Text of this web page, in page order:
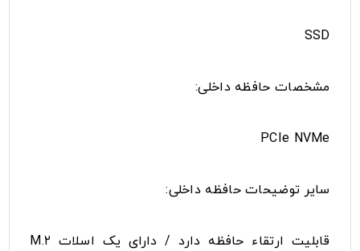
SSD
مشخصات حافظه داخلی:
PCIe NVMe
سایر توضیحات حافظه داخلی:
قابلیت ارتقاء حافظه دارد / دارای یک اسلات M.۲